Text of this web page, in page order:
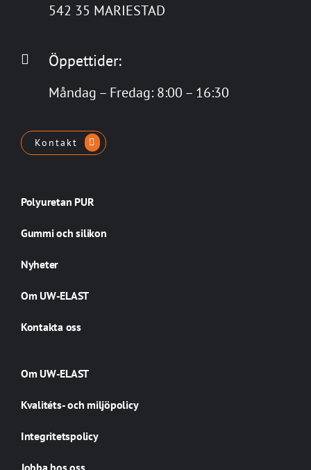
542 35 MARIESTAD
Öppettider:
Måndag – Fredag: 8:00 – 16:30
Kontakt
Polyuretan PUR
Gummi och silikon
Nyheter
Om UW-ELAST
Kontakta oss
Om UW-ELAST
Kvalitéts- och miljöpolicy
Integritetspolicy